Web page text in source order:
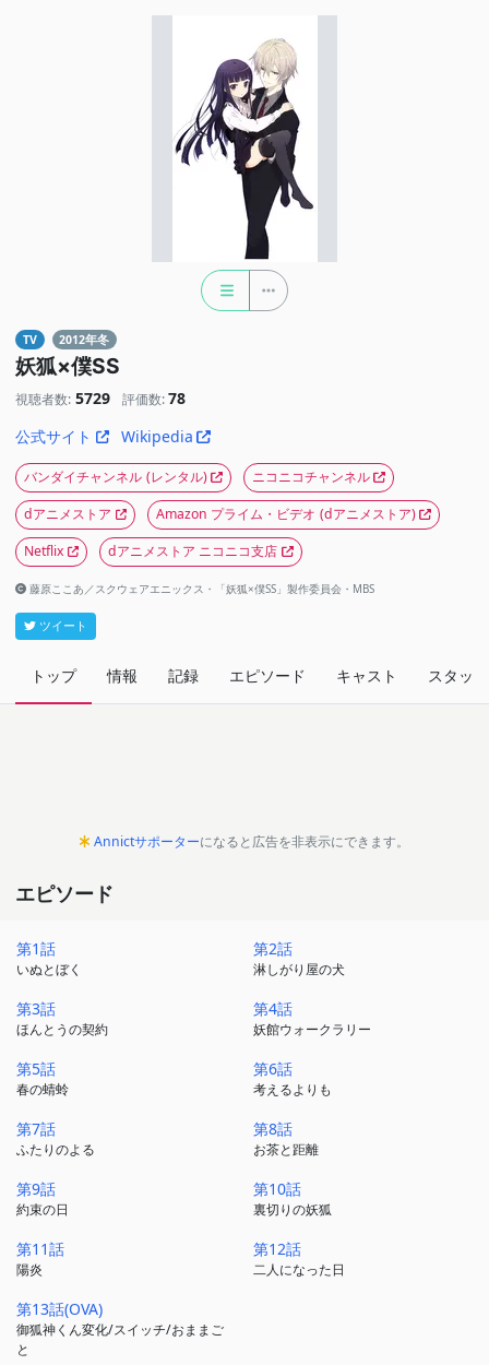
TV 2012年冬
妖狐×僕SS
視聴者数: 5729 評価数: 78
公式サイト
Wikipedia
バンダイチャンネル (レンタル)
ニコニコチャンネル
dアニメストア
Amazon プライム・ビデオ (dアニメストア)
Netflix
dアニメストア ニコニコ支店
藤原ここあ／スクウェアエニックス・「妖狐×僕SS」製作委員会・MBS
ツイート
トップ 情報 記録 エピソード キャスト スタッフ
Annictサポーターになると広告を非表示にできます。
エピソード
第1話
いぬとぼく
第2話
淋しがり屋の犬
第3話
ほんとうの契約
第4話
妖館ウォークラリー
第5話
春の蜻蛉
第6話
考えるよりも
第7話
ふたりのよる
第8話
お茶と距離
第9話
約束の日
第10話
裏切りの妖狐
第11話
陽炎
第12話
二人になった日
第13話(OVA)
御狐神くん変化/スイッチ/おままご
と